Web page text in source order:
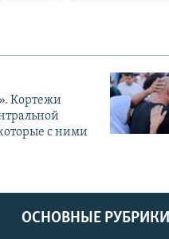
Кортежи
с ними
ОСНОВНЫЕ РУБРИКИ